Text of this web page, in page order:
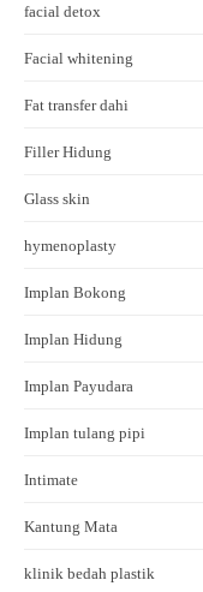
facial detox
Facial whitening
Fat transfer dahi
Filler Hidung
Glass skin
hymenoplasty
Implan Bokong
Implan Hidung
Implan Payudara
Implan tulang pipi
Intimate
Kantung Mata
klinik bedah plastik